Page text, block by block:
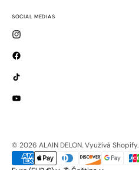
SOCIAL MEDIAS
Instagram
Facebook
TikTok
YouTube
© 2026 ALAIN DELON.Využívá Shopify.